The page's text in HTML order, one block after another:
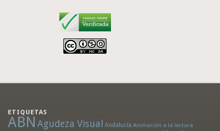
ETIQUETAS
ABN Agudeza Visual Andalucía Animación a la lectura